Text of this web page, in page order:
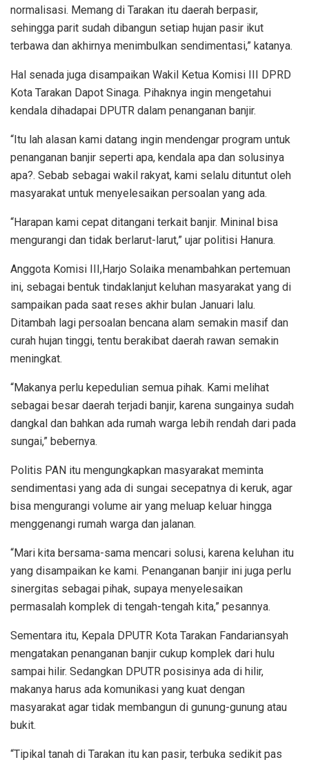
normalisasi. Memang di Tarakan itu daerah berpasir,
sehingga parit sudah dibangun setiap hujan pasir ikut
terbawa dan akhirnya menimbulkan sendimentasi,” katanya.
Hal senada juga disampaikan Wakil Ketua Komisi III DPRD
Kota Tarakan Dapot Sinaga. Pihaknya ingin mengetahui
kendala dihadapai DPUTR dalam penanganan banjir.
“Itu lah alasan kami datang ingin mendengar program untuk
penanganan banjir seperti apa, kendala apa dan solusinya
apa?. Sebab sebagai wakil rakyat, kami selalu dituntut oleh
masyarakat untuk menyelesaikan persoalan yang ada.
“Harapan kami cepat ditangani terkait banjir. Mininal bisa
mengurangi dan tidak berlarut-larut,” ujar politisi Hanura.
Anggota Komisi III,Harjo Solaika menambahkan pertemuan
ini, sebagai bentuk tindaklanjut keluhan masyarakat yang di
sampaikan pada saat reses akhir bulan Januari lalu.
Ditambah lagi persoalan bencana alam semakin masif dan
curah hujan tinggi, tentu berakibat daerah rawan semakin
meningkat.
“Makanya perlu kepedulian semua pihak. Kami melihat
sebagai besar daerah terjadi banjir, karena sungainya sudah
dangkal dan bahkan ada rumah warga lebih rendah dari pada
sungai,” bebernya.
Politis PAN itu mengungkapkan masyarakat meminta
sendimentasi yang ada di sungai secepatnya di keruk, agar
bisa mengurangi volume air yang meluap keluar hingga
menggenangi rumah warga dan jalanan.
“Mari kita bersama-sama mencari solusi, karena keluhan itu
yang disampaikan ke kami. Penanganan banjir ini juga perlu
sinergitas sebagai pihak, supaya menyelesaikan
permasalah komplek di tengah-tengah kita,” pesannya.
Sementara itu, Kepala DPUTR Kota Tarakan Fandariansyah
mengatakan penanganan banjir cukup komplek dari hulu
sampai hilir. Sedangkan DPUTR posisinya ada di hilir,
makanya harus ada komunikasi yang kuat dengan
masyarakat agar tidak membangun di gunung-gunung atau
bukit.
“Tipikal tanah di Tarakan itu kan pasir, terbuka sedikit pas